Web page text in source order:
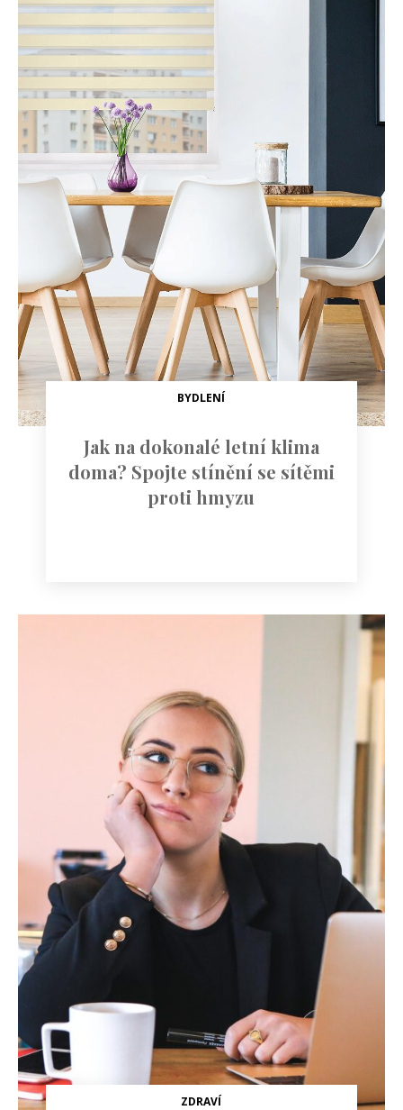
BYDLENÍ
Jak na dokonalé letní klima
doma? Spojte stínění se sítěmi
proti hmyzu
ZDRAVÍ